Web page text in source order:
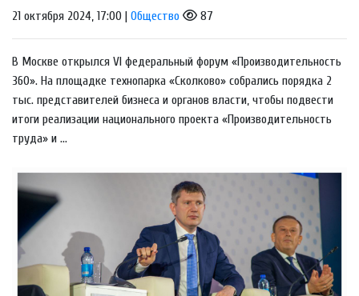
21 октября 2024, 17:00 | Общество 87
В Москве открылся VI федеральный форум «Производительность
360». На площадке технопарка «Сколково» собрались порядка 2
тыс. представителей бизнеса и органов власти, чтобы подвести
итоги реализации национального проекта «Производительность
труда» и ...